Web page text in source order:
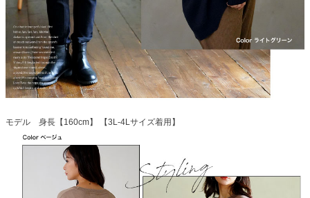
モデル 身長【160cm】 【3L-4Lサイズ着用】